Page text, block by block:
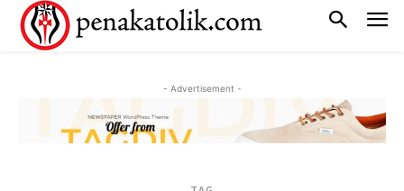
- Advertisement -